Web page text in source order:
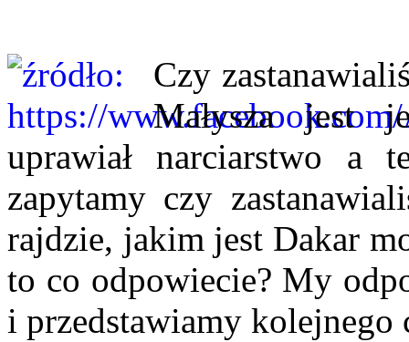
Czy
Małysza jest
uprawiał narciarstwo a
zapytamy czy
rajdzie, jakim jest Dakar
to co odpowiecie? My
i przedstawiamy